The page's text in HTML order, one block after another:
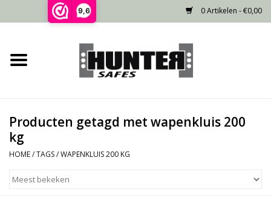
9,6 0 Artikelen - €0,00
Home
Gecertificeerd
Niet gecertificeerd
Producten getagd met wapenkluis 200
kg
HOME/TAGS/WAPENKLUIS 200 KG